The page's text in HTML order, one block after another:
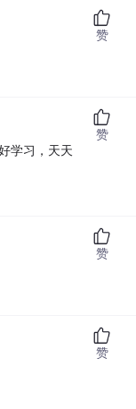
赞
学习，天天
赞
赞
赞